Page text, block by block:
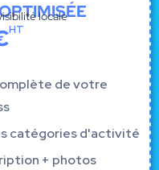
locale
HT
de votre
catégories d'activité
+ photos